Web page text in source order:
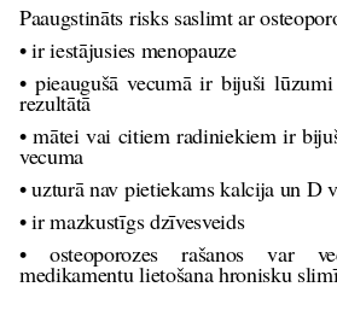
Paaugstināts risks saslimt ar
• ir iestājusies menopauze
• pieaugušā vecumā ir bijuši
rezultātā
• mātei vai citiem radiniekiem ir
vecuma
• uzturā nav pietiekams kalcija un D
• ir mazkustīgs dzīvesveids
• osteoporozes rašanos var
medikamentu lietošana hronisku